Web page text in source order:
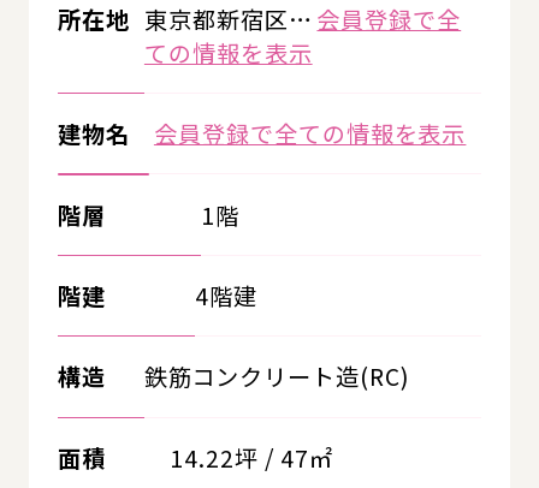
所在地 東京都新宿区… 会員登録で全
ての情報を表示
建物名 会員登録で全ての情報を表示
階層 1階
階建 4階建
構造 鉄筋コンクリート造(RC)
面積 14.22坪 / 47㎡